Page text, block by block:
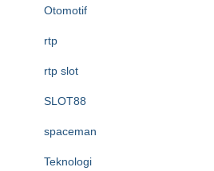
Otomotif
rtp
rtp slot
SLOT88
spaceman
Teknologi